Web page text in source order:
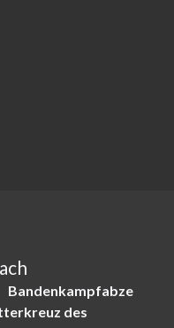
Bandenkampfabze
des